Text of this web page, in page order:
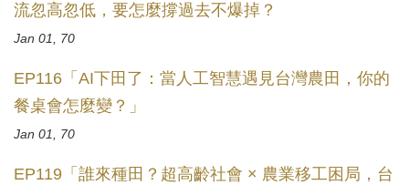
流忽高忽低，要怎麼撐過去不爆掉？
Jan 01, 70
EP116「AI下田了：當人工智慧遇見台灣農田，你的
餐桌會怎麼變？」
Jan 01, 70
EP119「誰來種田？超高齡社會 × 農業移工困局，台